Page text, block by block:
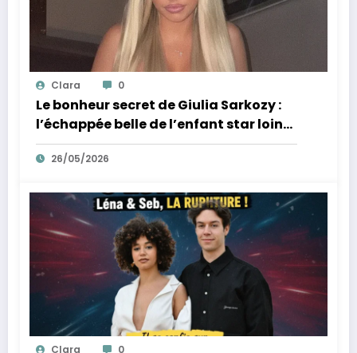
Clara 0
Le bonheur secret de Giulia Sarkozy :
l’échappée belle de l’enfant star loin
des tumultes familiaux.
26/05/2026
Clara 0